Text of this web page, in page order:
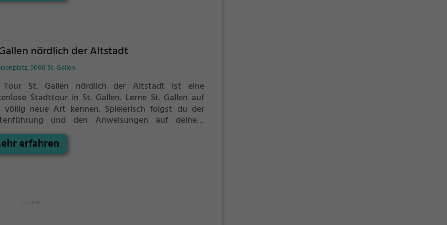
nördlich der Altstadt
9000 St. Gallen
Tour St. Gallen nördlich der Altstadt ist eine
Stadttour in St. Gallen. Lerne St. Gallen auf
völlig neue Art kennen. Spielerisch folgst du der
und den Anweisungen auf deinem
und lernst viele spannende Ecken von St.
kennen.
erfahren